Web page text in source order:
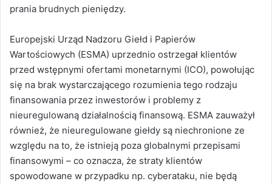
prania brudnych pieniędzy.
Europejski Urząd Nadzoru Giełd i Papierów
Wartościowych (ESMA) uprzednio ostrzegał klientów
przed wstępnymi ofertami monetarnymi (ICO), powołując
się na brak wystarczającego rozumienia tego rodzaju
finansowania przez inwestorów i problemy z
nieuregulowaną działalnością finansową. ESMA zauważył
również, że nieuregulowane giełdy są niechronione ze
względu na to, że istnieją poza globalnymi przepisami
finansowymi – co oznacza, że straty klientów
spowodowane w przypadku np. cyberataku, nie będą